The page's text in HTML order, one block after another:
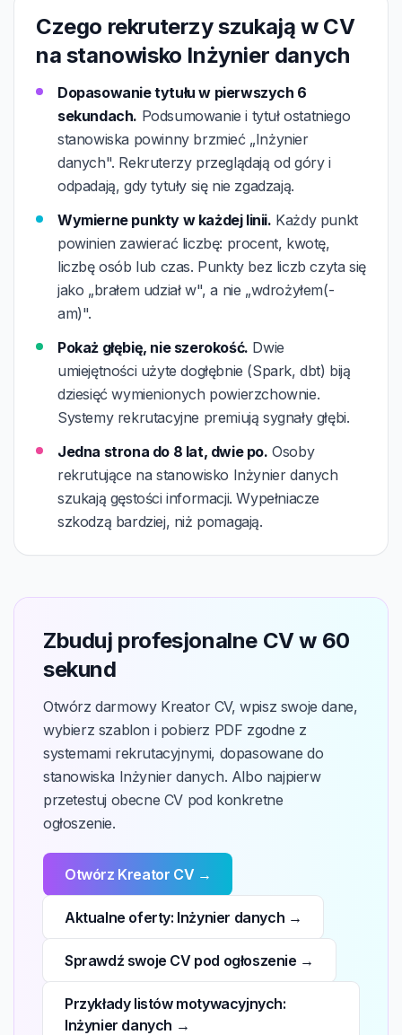
Czego rekruterzy szukają w CV
na stanowisko Inżynier danych
Dopasowanie tytułu w pierwszych 6
sekundach. Podsumowanie i tytuł ostatniego
stanowiska powinny brzmieć „Inżynier
danych". Rekruterzy przeglądają od góry i
odpadają, gdy tytuły się nie zgadzają.
Wymierne punkty w każdej linii. Każdy punkt
powinien zawierać liczbę: procent, kwotę,
liczbę osób lub czas. Punkty bez liczb czyta się
jako „brałem udział w", a nie „wdrożyłem(-
am)".
Pokaż głębię, nie szerokość. Dwie
umiejętności użyte dogłębnie (Spark, dbt) biją
dziesięć wymienionych powierzchownie.
Systemy rekrutacyjne premiują sygnały głębi.
Jedna strona do 8 lat, dwie po. Osoby
rekrutujące na stanowisko Inżynier danych
szukają gęstości informacji. Wypełniacze
szkodzą bardziej, niż pomagają.
Zbuduj profesjonalne CV w 60
sekund
Otwórz darmowy Kreator CV, wpisz swoje dane,
wybierz szablon i pobierz PDF zgodne z
systemami rekrutacyjnymi, dopasowane do
stanowiska Inżynier danych. Albo najpierw
przetestuj obecne CV pod konkretne
ogłoszenie.
Otwórz Kreator CV →
Aktualne oferty: Inżynier danych →
Sprawdź swoje CV pod ogłoszenie →
Przykłady listów motywacyjnych:
Inżynier danych →